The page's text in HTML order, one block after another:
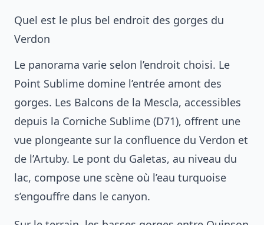
Quel est le plus bel endroit des gorges du
Verdon
Le panorama varie selon l’endroit choisi. Le
Point Sublime domine l’entrée amont des
gorges. Les Balcons de la Mescla, accessibles
depuis la Corniche Sublime (D71), offrent une
vue plongeante sur la confluence du Verdon et
de l’Artuby. Le pont du Galetas, au niveau du
lac, compose une scène où l’eau turquoise
s’engouffre dans le canyon.